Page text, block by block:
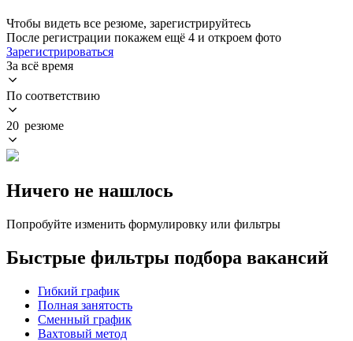
Чтобы видеть все резюме, зарегистрируйтесь
После регистрации покажем ещё 4 и откроем фото
Зарегистрироваться
За всё время
По соответствию
20 резюме
Ничего не нашлось
Попробуйте изменить формулировку или фильтры
Быстрые фильтры подбора вакансий
Гибкий график
Полная занятость
Сменный график
Вахтовый метод